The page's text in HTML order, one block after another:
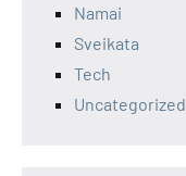
Namai
Sveikata
Tech
Uncategorized